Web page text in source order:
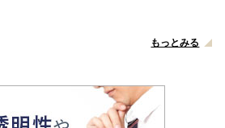
もっとみる